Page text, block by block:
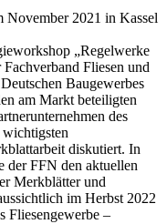
November 2021 in Kassel
„Regelwerke
Fliesen und
Baugewerbes
am Markt beteiligten
des
diskutiert. In
der FFN den aktuellen
Merkblätter und
im Herbst 2022
Fliesengewerbe –